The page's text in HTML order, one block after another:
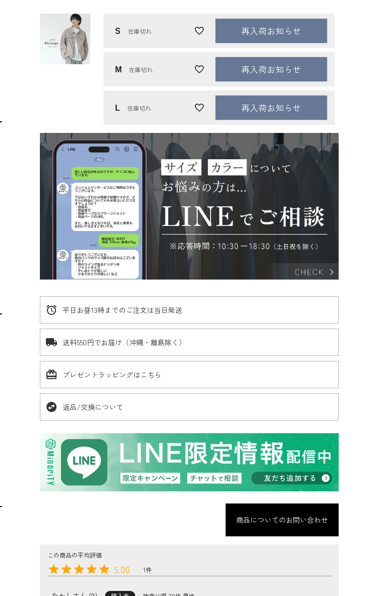
S 在庫切れ 再入荷お知らせ
M 在庫切れ 再入荷お知らせ
L 在庫切れ 再入荷お知らせ
alarm 平日お昼13時までのご注文は当日発送
local_shipping 送料550円でお届け（沖縄・離島除く）
card_giftcard プレゼントラッピングはこちら
swap_horizontal_circle 返品/交換について
商品についてのお問い合わせ
5.00 1